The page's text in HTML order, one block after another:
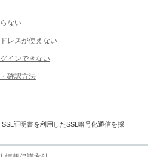
ない
レスが使えない
インできない
確認方法
証明書を利用したSSL暗号化通信を採